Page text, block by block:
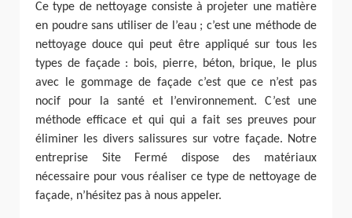
Ce type de nettoyage consiste à projeter une matière
en poudre sans utiliser de l’eau ; c’est une méthode de
nettoyage douce qui peut être appliqué sur tous les
types de façade : bois, pierre, béton, brique, le plus
avec le gommage de façade c’est que ce n’est pas
nocif pour la santé et l’environnement. C’est une
méthode efficace et qui qui a fait ses preuves pour
éliminer les divers salissures sur votre façade. Notre
entreprise Site Fermé dispose des matériaux
nécessaire pour vous réaliser ce type de nettoyage de
façade, n’hésitez pas à nous appeler.